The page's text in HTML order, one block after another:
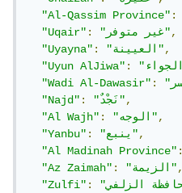
"Al-Qassim Province":
"Uqair": "غير متوفر",
"Uyayna": "العيينة",
"Uyun AlJiwa":
"Wadi Al-Dawasir":
"Najd": "نَجْدٌ",
"Al Wajh": "الوجه",
"Yanbu": "ينبع",
"Al Madinah Province":
"Az Zaimah": "الزيمة",
"Zulfi":